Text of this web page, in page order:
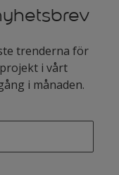
trenderna för
i vårt
i månaden.